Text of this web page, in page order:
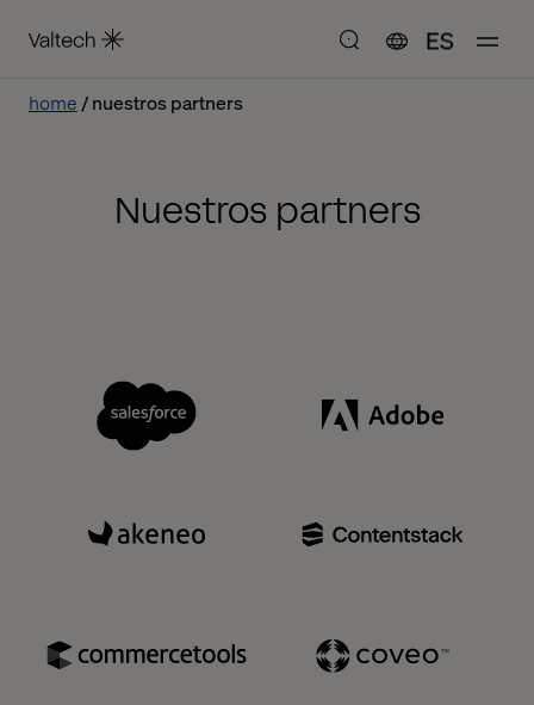
ES
home nuestros partners
Nuestros partners
Salesforce Adobe
Akeneo Contentstack
Commercetools Coveo